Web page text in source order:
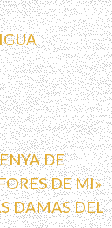
DE
DE MI»
DAMAS DEL